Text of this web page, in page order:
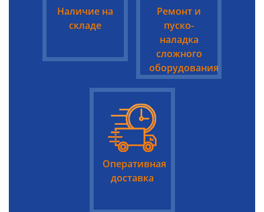
Наличие на
складе
Ремонт и
пуско-
наладка
сложного
оборудования
Оперативная
доставка